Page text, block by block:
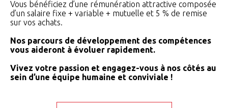
Vous bénéficiez d’une rémunération attractive composée
d’un salaire fixe + variable + mutuelle et 5 % de remise
sur vos achats.
Nos parcours de développement des compétences
vous aideront à évoluer rapidement.
Vivez votre passion et engagez-vous à nos côtés au
sein d’une équipe humaine et conviviale !